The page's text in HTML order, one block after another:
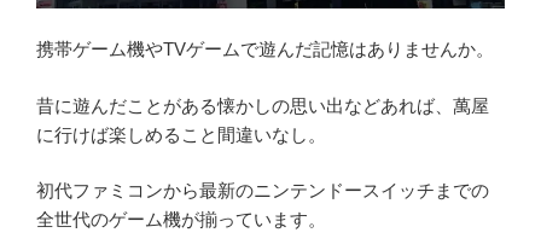
く
宮
市”
の
携帯ゲーム機やTVゲームで遊んだ記憶はありませんか。
昔に遊んだことがある懐かしの思い出などあれば、萬屋
に行けば楽しめること間違いなし。
初代ファミコンから最新のニンテンドースイッチまでの
全世代のゲーム機が揃っています。